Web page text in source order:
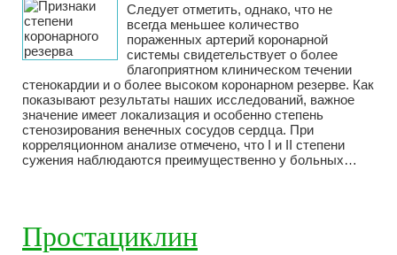
Следует отметить, однако, что не
всегда меньшее количество
пораженных артерий коронарной
системы свидетельствует о более
благоприятном клиническом течении
стенокардии и о более высоком коронарном резерве. Как
показывают результаты наших исследований, важное
значение имеет локализация и особенно степень
стенозирования венечных сосудов сердца. При
корреляционном анализе отмечено, что I и II степени
сужения наблюдаются преимущественно у больных…
Простациклин